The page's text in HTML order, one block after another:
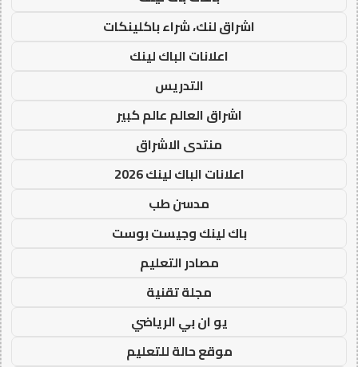
اشراق لنك، شراء باكلينكات
اعلانات الباك لينك
التدريس
اشراق العالم عالم كبير
منتدى الاشراق
اعلانات الباك لينك 2026
مدسن طب
باك لينك وجيست بوست
مصادر التعليم
مجلة تقنية
يو ان بي الرياضي
موقع حالة للتعليم